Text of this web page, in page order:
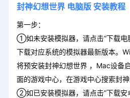
封神幻想世界 电脑版 安装教程
第一步：
①如未安装模拟器，请点击“下载电
下载对应系统的模拟器最新版本。
将预安装封神幻想世界 ，Mac设备
面的游戏中心，在游戏中心搜索封
②如已安装模拟器，请点击“下载安